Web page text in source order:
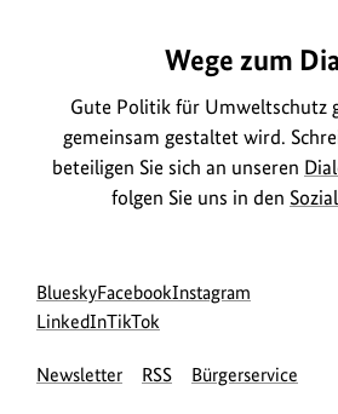
Wege zum
Gute Politik für Umweltschutz
gemeinsam gestaltet wird.
beteiligen Sie sich an unseren
folgen Sie uns in den
Social
Media
Blueskyzur
Bluesky-
des
Facebookzur
des
Instagram
des
LinkedInzur
Seite
zur
Seite
TikTok
Newsletter RSS Bürgerservice